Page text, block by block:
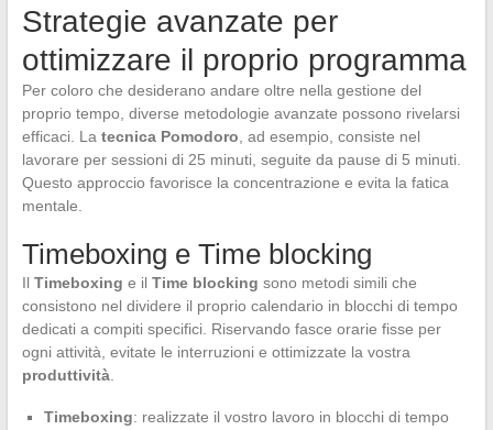
Strategie avanzate per
ottimizzare il proprio programma
Per coloro che desiderano andare oltre nella gestione del
proprio tempo, diverse metodologie avanzate possono rivelarsi
efficaci. La tecnica Pomodoro , ad esempio, consiste nel
lavorare per sessioni di 25 minuti, seguite da pause di 5 minuti.
Questo approccio favorisce la concentrazione e evita la fatica
mentale.
Timeboxing e Time blocking
Il Timeboxing e il Time blocking sono metodi simili che
consistono nel dividere il proprio calendario in blocchi di tempo
dedicati a compiti specifici. Riservando fasce orarie fisse per
ogni attività, evitate le interruzioni e ottimizzate la vostra
produttività.
Timeboxing: realizzate il vostro lavoro in blocchi di tempo